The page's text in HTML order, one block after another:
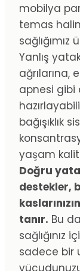
mobilya
temas
Yanlış
ağrılarına,
apnesi gibi
bağışıklık
yaşam
Doğru
destekler,
tanır. Bu
sağlığınız
sadece bir